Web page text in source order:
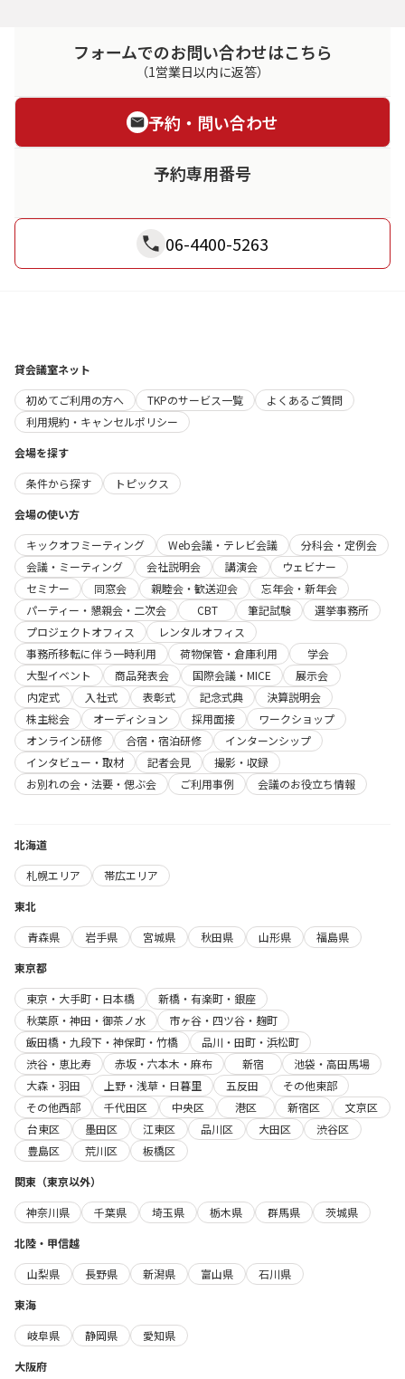
フォームでのお問い合わせはこちら
（1営業日以内に返答）
予約・問い合わせ
予約専用番号
06-4400-5263
貸会議室ネット
初めてご利用の方へ
TKPのサービス一覧
よくあるご質問
利用規約・キャンセルポリシー
会場を探す
条件から探す
トピックス
会場の使い方
キックオフミーティング
Web会議・テレビ会議
分科会・定例会
会議・ミーティング
会社説明会 講演会
ウェビナー
セミナー
同窓会 親睦会・歓送迎会
忘年会・新年会
パーティー・懇親会・二次会
CBT 筆記試験
選挙事務所
プロジェクトオフィス
レンタルオフィス
事務所移転に伴う一時利用
荷物保管・倉庫利用
学会
大型イベント
商品発表会 国際会議・MICE
展示会
内定式
入社式 表彰式 記念式典
決算説明会
株主総会
オーディション 採用面接
ワークショップ
オンライン研修
合宿・宿泊研修
インターンシップ
インタビュー・取材
記者会見
撮影・収録
お別れの会・法要・偲ぶ会
ご利用事例 会議のお役立ち情報
北海道
札幌エリア
帯広エリア
東北
青森県
岩手県 宮城県 秋田県 山形県
福島県
東京都
東京・大手町・日本橋
新橋・有楽町・銀座
秋葉原・神田・御茶ノ水
市ヶ谷・四ツ谷・麹町
飯田橋・九段下・神保町・竹橋
品川・田町・浜松町
渋谷・恵比寿
赤坂・六本木・麻布 新宿
池袋・高田馬場
大森・羽田
上野・浅草・日暮里 五反田
その他東部
その他西部
千代田区 中央区 港区 新宿区
文京区
台東区
墨田区 江東区 品川区 大田区
渋谷区
豊島区
荒川区
板橋区
関東（東京以外）
神奈川県
千葉県 埼玉県 栃木県 群馬県
茨城県
北陸・甲信越
山梨県
長野県 新潟県 富山県
石川県
東海
岐阜県
静岡県
愛知県
大阪府